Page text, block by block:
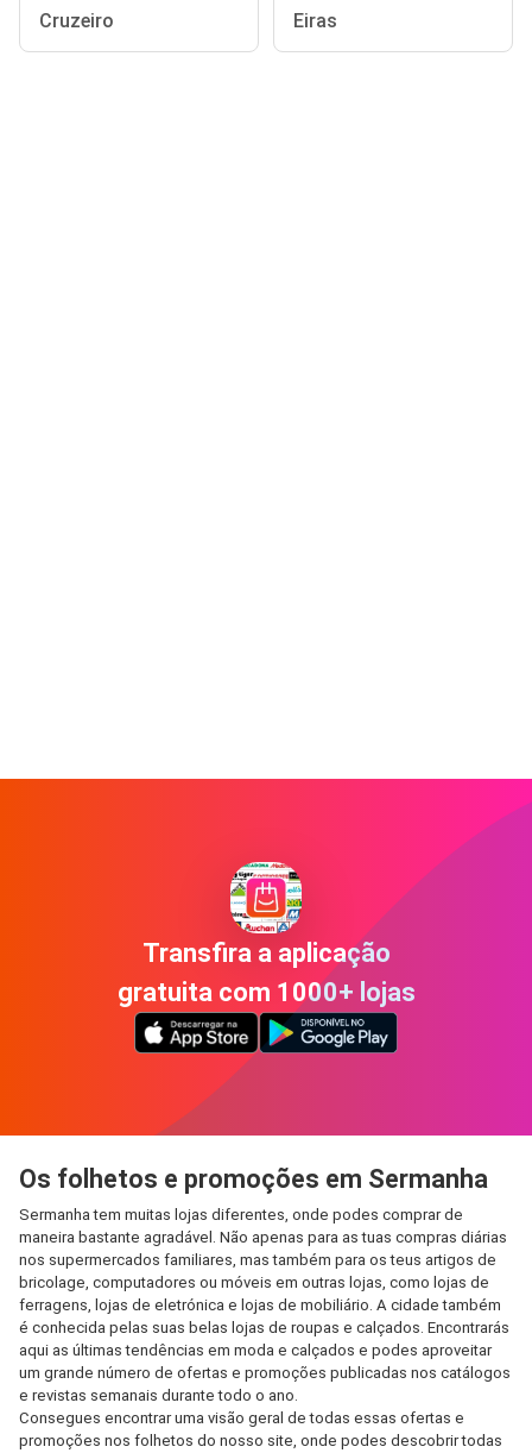
Cruzeiro Eiras
Transfira a aplicação
gratuita com 1000+ lojas
Os folhetos e promoções em Sermanha
Sermanha tem muitas lojas diferentes, onde podes comprar de
maneira bastante agradável. Não apenas para as tuas compras diárias
nos supermercados familiares, mas também para os teus artigos de
bricolage, computadores ou móveis em outras lojas, como lojas de
ferragens, lojas de eletrónica e lojas de mobiliário. A cidade também
é conhecida pelas suas belas lojas de roupas e calçados. Encontrarás
aqui as últimas tendências em moda e calçados e podes aproveitar
um grande número de ofertas e promoções publicadas nos catálogos
e revistas semanais durante todo o ano.
Consegues encontrar uma visão geral de todas essas ofertas e
promoções nos folhetos do nosso site, onde podes descobrir todas